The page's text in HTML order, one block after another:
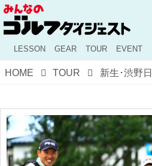
LESSON GEAR TOUR EVENT
HOME TOUR